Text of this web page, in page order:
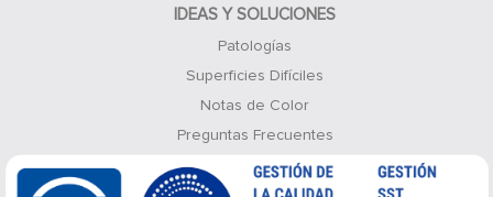
IDEAS Y SOLUCIONES
Patologías
Superficies Difíciles
Notas de Color
Preguntas Frecuentes